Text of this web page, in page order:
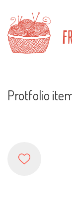
Protfolio